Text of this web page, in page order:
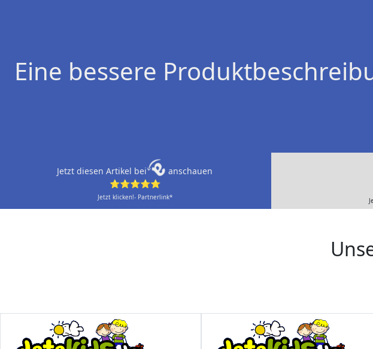
Eine bessere
Jetzt diesen Artikel bei
anschauen
⭐⭐⭐⭐⭐
Jetzt klicken!- Partnerlink*